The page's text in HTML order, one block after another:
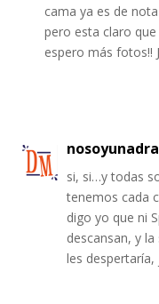
cama ya es de
pero esta claro
espero más fotos!!
si, si…y todas
tenemos cada
digo yo que ni
descansan, y
les despertaría,